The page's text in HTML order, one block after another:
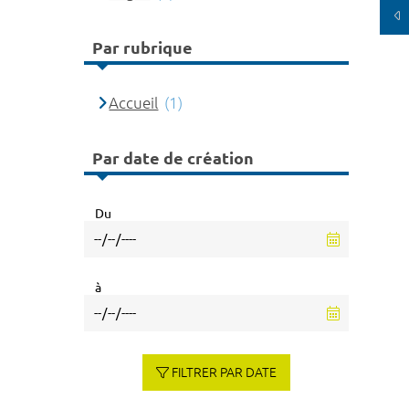
Par rubrique
Accueil (1)
Par date de création
Du
à
FILTRER PAR DATE